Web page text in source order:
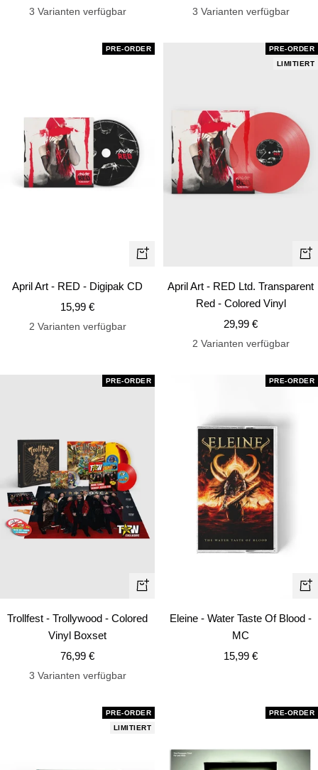
3 Varianten verfügbar 3 Varianten verfügbar
PRE-ORDER
In
April Art - RED - Digipak CD
Angebotspreis
15,99 €
2 Varianten verfügbar
PRE-ORDER
LIMITIERT
In
April Art - RED Ltd. Transparent
Red - Colored Vinyl
Angebotspreis
29,99 €
2 Varianten verfügbar
PRE-ORDER
In
Trollfest - Trollywood - Colored
Vinyl Boxset
Angebotspreis
76,99 €
3 Varianten verfügbar
PRE-ORDER
In
Eleine - Water Taste Of Blood -
MC
Angebotspreis
15,99 €
PRE-ORDER
LIMITIERT
PRE-ORDER